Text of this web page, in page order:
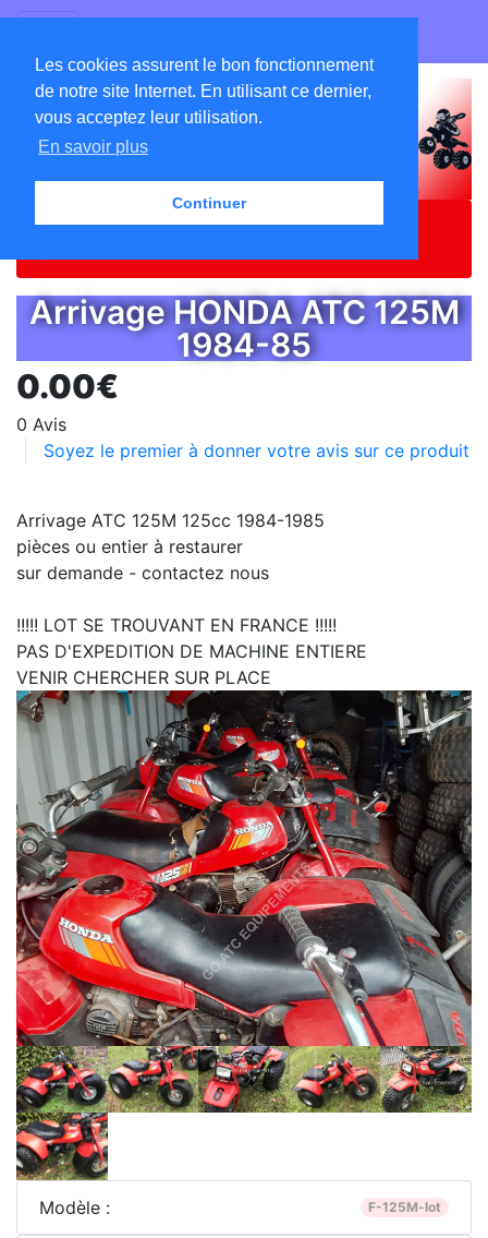
Les cookies assurent le bon fonctionnement
de notre site Internet. En utilisant ce dernier,
vous acceptez leur utilisation.
En savoir plus
Continuer
Accueil
Catalogue
ATC - DEPOT VENTE
Arrivage HONDA ATC 125M
1984-85
0.00€
0 Avis
Soyez le premier à donner votre avis sur ce produit
Arrivage ATC 125M 125cc 1984-1985
pièces ou entier à restaurer
sur demande - contactez nous
!!!!! LOT SE TROUVANT EN FRANCE !!!!!
PAS D'EXPEDITION DE MACHINE ENTIERE
VENIR CHERCHER SUR PLACE
Modèle : F-125M-lot